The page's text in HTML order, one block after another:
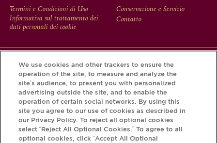
FOOTER
MENU
Termini e Condizioni di Uso
Informativa sul trattamento dei
dati personali dei cookie
Conservazione e Servizio
Contatto
Scarichi l'app Krug e scopra la storia che si nasconde dietro
la sua bottiglia tramite il Krug iD.
We use cookies and other trackers to ensure the
operation of the site, to measure and analyze the
site’s audience, to present you with personalized
advertising outside the site, and to enable the
operation of certain social networks. By using this
site you agree to our use of cookies as described in
our Privacy Policy. To reject all optional cookies
select “Reject All Optional Cookies.” To agree to all
optional cookies, click “Accept All Optional